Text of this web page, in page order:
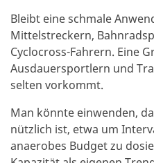
Bleibt eine schmale
Mittelstreckern,
Cyclocross-Fahrern. Eine
Ausdauersportlern und
selten vorkommt.
Man könnte einwenden,
nützlich ist, etwa um
anaerobes Budget zu